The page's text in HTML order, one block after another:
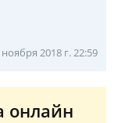
2018 г. 22:59
онлайн